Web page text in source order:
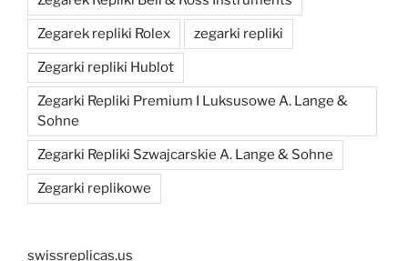
Zegarek repliki Rolex zegarki repliki
Zegarki repliki Hublot
Zegarki Repliki Premium I Luksusowe A. Lange &
Sohne
Zegarki Repliki Szwajcarskie A. Lange & Sohne
Zegarki replikowe
swissreplicas.us